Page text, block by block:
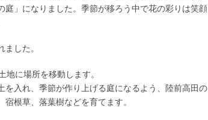
庭」になりました。季節が移ろう中で花の彩りは笑顔
した。
に場所を移動します。
入れ、季節が作り上げる庭になるよう、陸前高田の
根草、落葉樹などを育てます。